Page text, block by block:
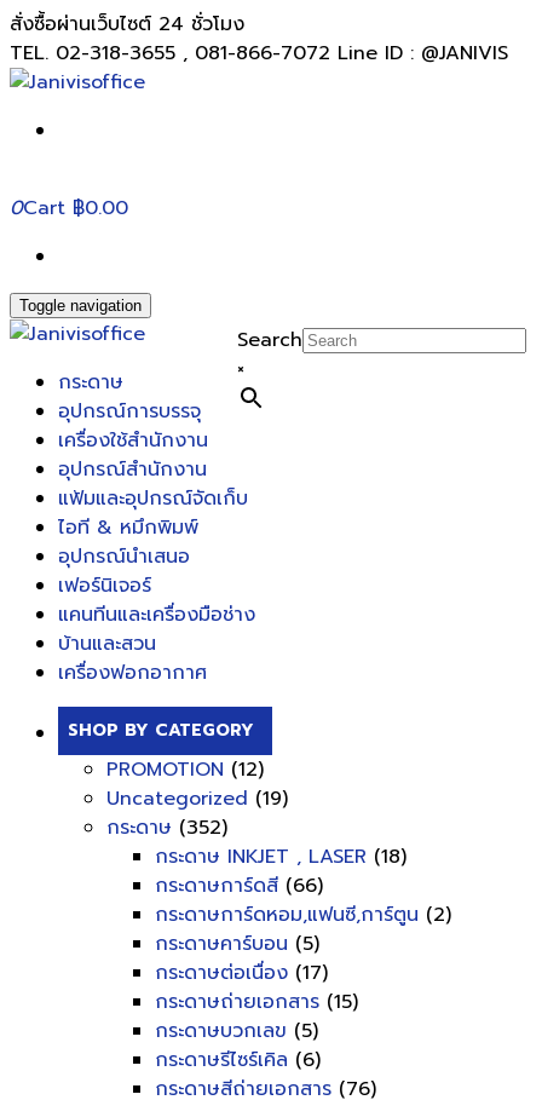
สั่งซื้อผ่านเว็บไซต์ 24 ชั่วโมง
TEL. 02-318-3655 , 081-866-7072 Line ID : @JANIVIS
0Cart ฿0.00
Toggle navigation
Search
×
กระดาษ
อุปกรณ์การบรรจุ
เครื่องใช้สำนักงาน
อุปกรณ์สำนักงาน
แฟ้มและอุปกรณ์จัดเก็บ
ไอที & หมึกพิมพ์
อุปกรณ์นำเสนอ
เฟอร์นิเจอร์
แคนทีนและเครื่องมือช่าง
บ้านและสวน
เครื่องฟอกอากาศ
SHOP BY CATEGORY
PROMOTION (12)
Uncategorized (19)
กระดาษ (352)
กระดาษ INKJET , LASER (18)
กระดาษการ์ดสี (66)
กระดาษการ์ดหอม,แฟนซี,การ์ตูน (2)
กระดาษคาร์บอน (5)
กระดาษต่อเนื่อง (17)
กระดาษถ่ายเอกสาร (15)
กระดาษบวกเลข (5)
กระดาษรีไซร์เคิล (6)
กระดาษสีถ่ายเอกสาร (76)